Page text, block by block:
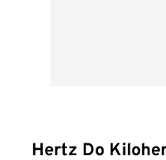
Hertz Do